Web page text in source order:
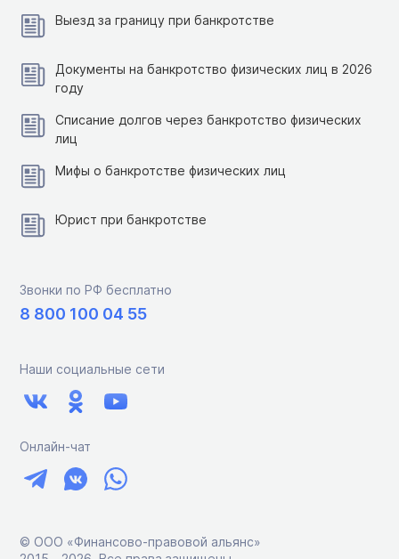
Выезд за границу при банкротстве
Документы на банкротство физических лиц в 2026
году
Списание долгов через банкротство физических
лиц
Мифы о банкротстве физических лиц
Юрист при банкротстве
Звонки по РФ бесплатно
8 800 100 04 55
Наши социальные сети
Онлайн-чат
© ООО «Финансово-правовой альянс»